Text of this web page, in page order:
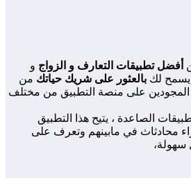
أفضل تطبيقات التعارف و الزواج و
يسمح لك بالعثور على شريك حياتك من
المجودين على منصة التطبيق من مختلف
الصاعدة ، يتيح هذا التطبيق
محادثاث في مابينهم وتعرف على
سهولة،